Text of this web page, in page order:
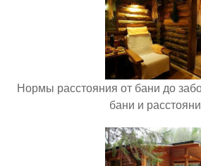
Нормы расстояния от бани до
бани и